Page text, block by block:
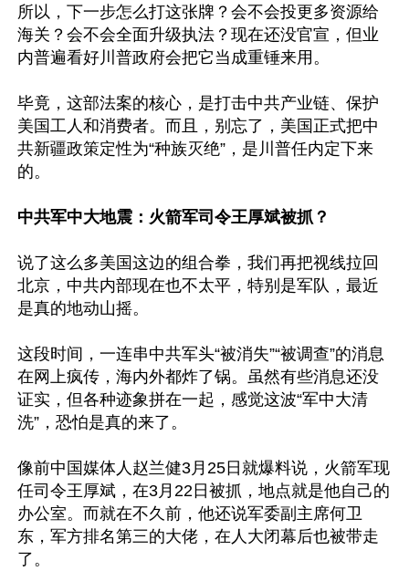
所以，下一步怎么打这张牌？会不会投更多资源给
海关？会不会全面升级执法？现在还没官宣，但业
内普遍看好川普政府会把它当成重锤来用。
毕竟，这部法案的核心，是打击中共产业链、保护
美国工人和消费者。而且，别忘了，美国正式把中
共新疆政策定性为“种族灭绝”，是川普任内定下来
的。
中共军中大地震：火箭军司令王厚斌被抓？
说了这么多美国这边的组合拳，我们再把视线拉回
北京，中共内部现在也不太平，特别是军队，最近
是真的地动山摇。
这段时间，一连串中共军头“被消失”“被调查”的消息
在网上疯传，海内外都炸了锅。虽然有些消息还没
证实，但各种迹象拼在一起，感觉这波“军中大清
洗”，恐怕是真的来了。
像前中国媒体人赵兰健3月25日就爆料说，火箭军现
任司令王厚斌，在3月22日被抓，地点就是他自己的
办公室。而就在不久前，他还说军委副主席何卫
东，军方排名第三的大佬，在人大闭幕后也被带走
了。